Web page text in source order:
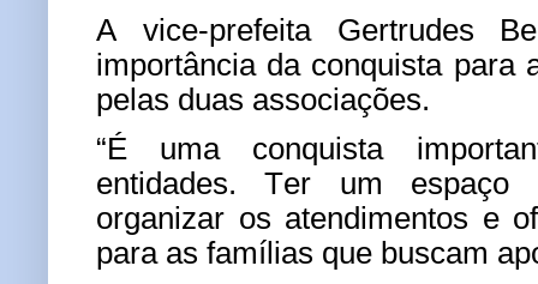
A vice-prefeita Gertrudes
importância da conquista para
pelas duas associações.
“É uma conquista
entidades. Ter um espaço
organizar os atendimentos e
para as famílias que buscam